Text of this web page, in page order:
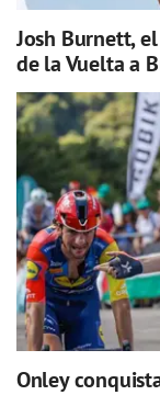
Josh Burnett,
de la Vuelta a
Onley